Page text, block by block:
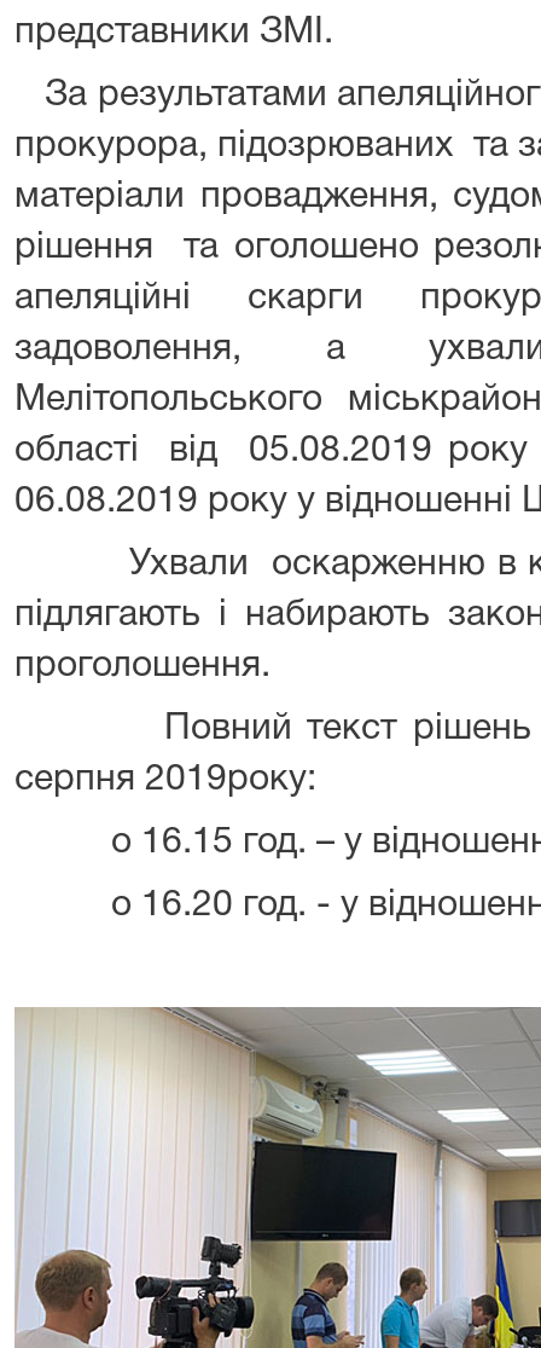
представники ЗМІ.
За результатами
прокурора, підозрюваних та
матеріали провадження,
рішення та оголошено
апеляційні скарги
задоволення, а
Мелітопольського
області від 05.08.2019
06.08.2019 року у відношенні
Ухвали оскарженню в
підлягають і набирають
проголошення.
Повний текст рішень
серпня 2019року:
о 16.15 год. – у
о 16.20 год. - у